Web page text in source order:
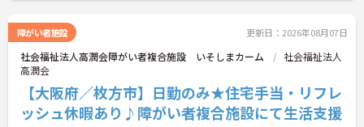
障がい者施設 更新日：2026年08月07日
社会福祉法人高潤会障がい者複合施設 いそしまカーム
社会福祉法人
高潤会
【大阪府／枚方市】日勤のみ★住宅手当・リフレ
ッシュ休暇あり♪障がい者複合施設にて生活支援